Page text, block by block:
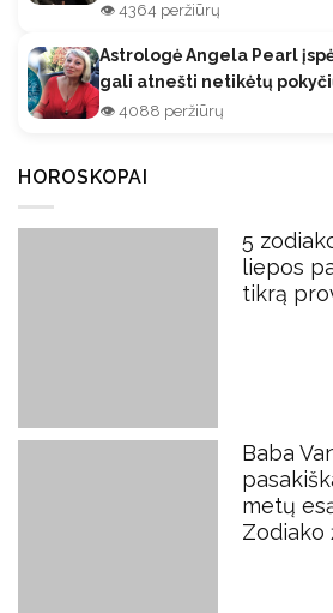
👁️ 4364 peržiūrų
Astrologė Angela Pearl
gali atnešti netikėtų
👁️ 4088 peržiūrų
HOROSKOPAI
5
liepos
tikrą
Baba
metų
Zodiako